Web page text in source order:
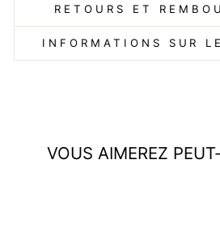
RETOURS ET
INFORMATIONS SUR
VOUS AIMEREZ